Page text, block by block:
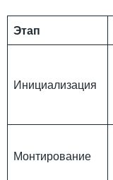
Этап
Инициализация
Монтирование